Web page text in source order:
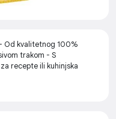
Od kvalitetnog 100%
trakom - S
recepte ili kuhinjska